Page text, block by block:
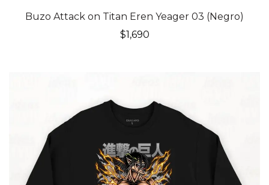
Buzo Attack on Titan Eren Yeager 03 (Negro)
$1,690